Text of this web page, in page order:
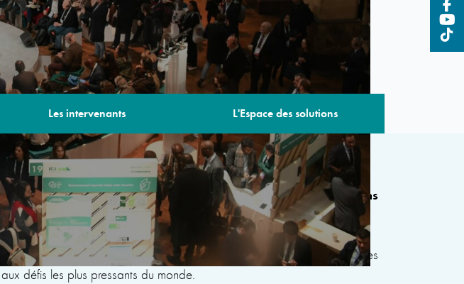
Les intervenants L'Espace des solutions
Le programme de la 6ème édition comprend plus de 80 sessions
avec des intervenants issus de gouvernements, d’organisations
internationales, de la société civile, du secteur privé, de la philanthropie et
du monde universitaire, dans le but de développer des solutions communes
aux défis les plus pressants du monde.